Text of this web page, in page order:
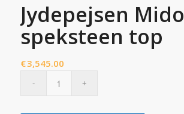
Jydepejsen Mido
speksteen top
€3,545.00